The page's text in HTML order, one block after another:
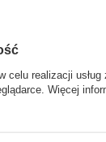
celu realizacji usług
Więcej